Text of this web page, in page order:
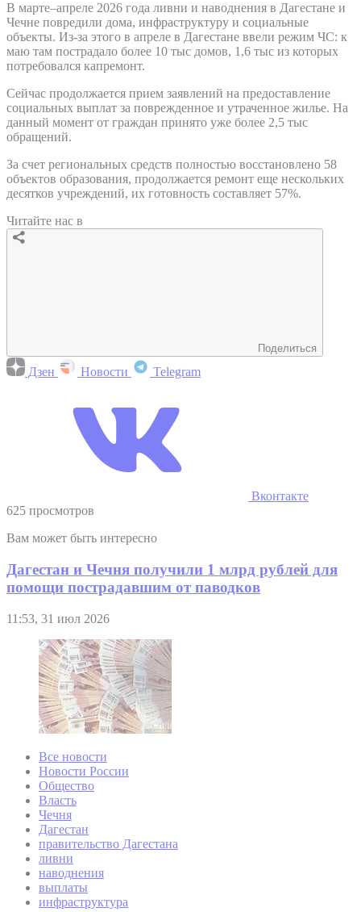
В марте–апреле 2026 года ливни и наводнения в Дагестане и
Чечне повредили дома, инфраструктуру и социальные
объекты. Из-за этого в апреле в Дагестане ввели режим ЧС: к
маю там пострадало более 10 тыс домов, 1,6 тыс из которых
потребовался капремонт.
Сейчас продолжается прием заявлений на предоставление
социальных выплат за поврежденное и утраченное жилье. На
данный момент от граждан принято уже более 2,5 тыс
обращений.
За счет региональных средств полностью восстановлено 58
объектов образования, продолжается ремонт еще нескольких
десятков учреждений, их готовность составляет 57%.
Читайте нас в
Поделиться
Дзен Новости Telegram
Вконтакте
625 просмотров
Вам может быть интересно
Дагестан и Чечня получили 1 млрд рублей для
помощи пострадавшим от паводков
11:53, 31 июл 2026
Все новости
Новости России
Общество
Власть
Чечня
Дагестан
правительство Дагестана
ливни
наводнения
выплаты
инфраструктура